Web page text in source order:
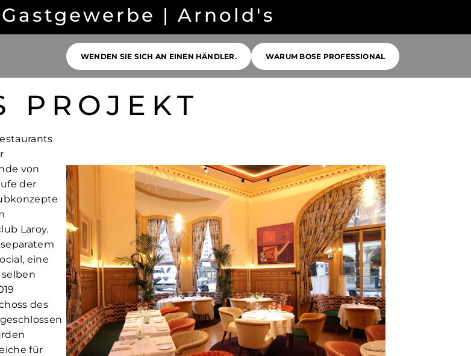
| Arnold's
WENDEN SIE SICH AN EINEN HÄNDLER. WARUM BOSE PROFESSIONAL
PROJEKT
von
der
Laroy.
eine
des
für